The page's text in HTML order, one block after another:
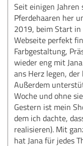
Seit einigen
Pferdehaaren her
2019, beim Start
Webseite perfekt
Farbgestaltung,
wieder eng mit
ans Herz legen,
Außerdem
Woche und ohne
Gestern ist mein
dem ich dachte,
realisieren). Mit
hat Jana für jedes